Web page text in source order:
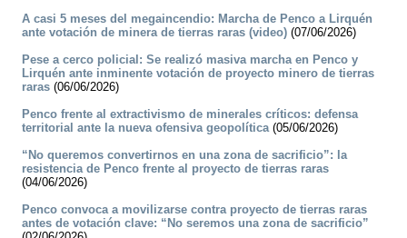
A casi 5 meses del megaincendio: Marcha de Penco a Lirquén
ante votación de minera de tierras raras (video) (07/06/2026)
Pese a cerco policial: Se realizó masiva marcha en Penco y
Lirquén ante inminente votación de proyecto minero de tierras
raras (06/06/2026)
Penco frente al extractivismo de minerales críticos: defensa
territorial ante la nueva ofensiva geopolítica(05/06/2026)
“No queremos convertirnos en una zona de sacrificio”: la
resistencia de Penco frente al proyecto de tierras raras
(04/06/2026)
Penco convoca a movilizarse contra proyecto de tierras raras
antes de votación clave: “No seremos una zona de sacrificio”